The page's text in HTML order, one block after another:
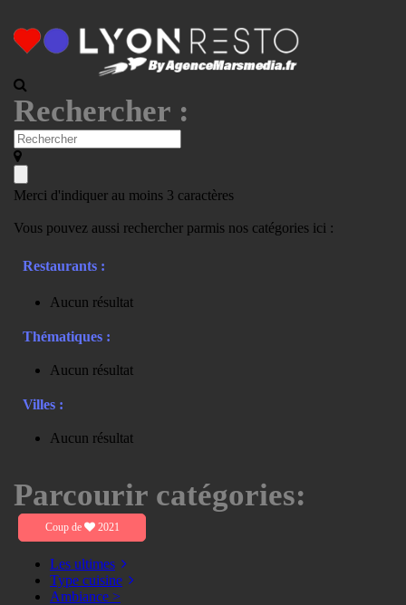
Rechercher :
Merci d'indiquer au moins 3 caractères
Vous pouvez aussi rechercher parmis nos catégories ici :
Restaurants :
Aucun résultat
Thématiques :
Aucun résultat
Villes :
Aucun résultat
Parcourir catégories:
Coup de 2021
Les ultimes
Type cuisine
Ambiance >